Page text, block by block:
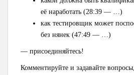
её наработать (28:39 — …)
как тестировщик может
без нянек (47:49 — …)
— присоединяйтесь!
Комментируйте и задавайте